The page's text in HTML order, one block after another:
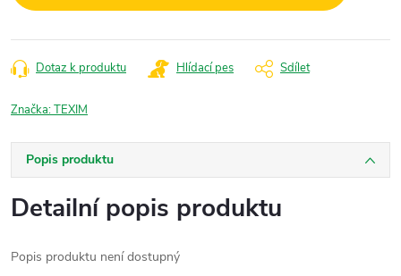
Dotaz k produktu Hlídací pes Sdílet
Značka:TEXIM
Popis produktu
Detailní popis produktu
Popis produktu není dostupný